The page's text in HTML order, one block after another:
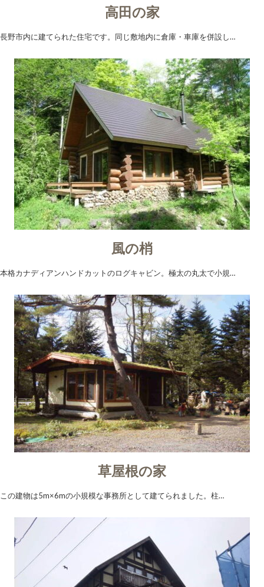
高田の家
長野市内に建てられた住宅です。同じ敷地内に倉庫・車庫を併設し…
風の梢
本格カナディアンハンドカットのログキャビン。極太の丸太で小規…
草屋根の家
この建物は5m×6mの小規模な事務所として建てられました。柱…